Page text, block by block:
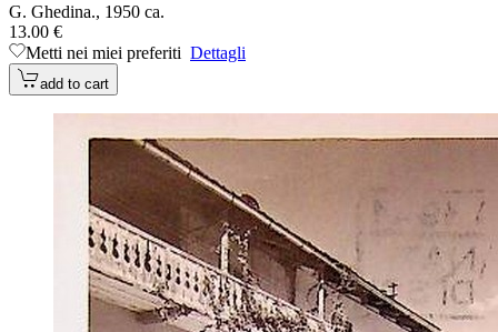
G. Ghedina., 1950 ca.
13.00 €
Metti nei miei preferiti Dettagli
add to cart